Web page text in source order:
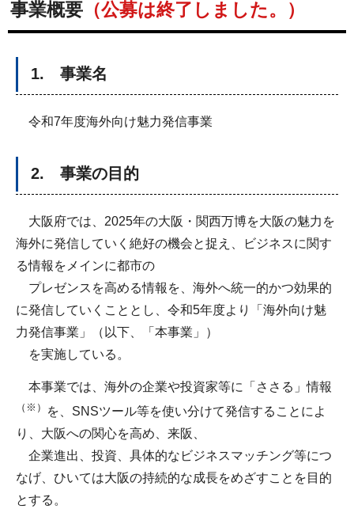
事業概要 （公募は終了しました。）
1. 事業名
令和7年度海外向け魅力発信事業
2. 事業の目的
大阪府では、2025年の大阪・関西万博を大阪の魅力を
海外に発信していく絶好の機会と捉え、ビジネスに関す
る情報をメインに都市の
プレゼンスを高める情報を、海外へ統一的かつ効果的
に発信していくこととし、令和5年度より「海外向け魅
力発信事業」（以下、「本事業」）
を実施している。
本事業では、海外の企業や投資家等に「ささる」情報
（※）
を、SNSツール等を使い分けて発信することによ
り、大阪への関心を高め、来阪、
企業進出、投資、具体的なビジネスマッチング等につ
なげ、ひいては大阪の持続的な成長をめざすことを目的
とする。